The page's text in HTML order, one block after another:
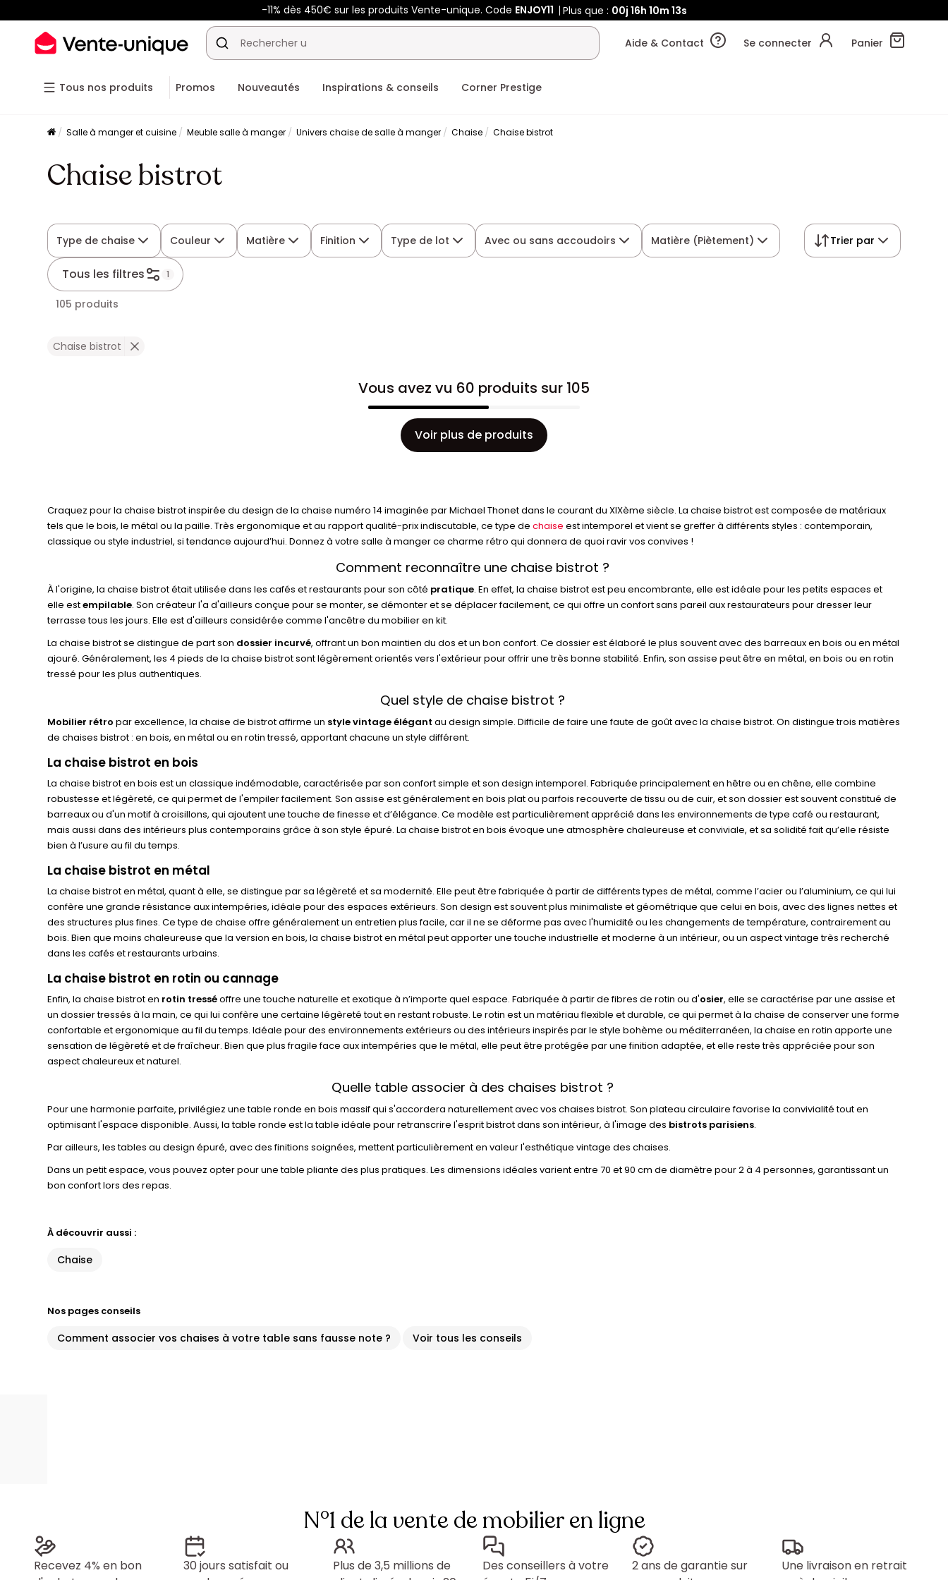
-11% dès 450€ sur les produits Vente-unique. CodeENJOY11 Plus que :00j 16h 10m 11s
Aide & Contact Se connecter Panier
Tous nos produits Promos Nouveautés Inspirations & conseils Corner Prestige
Salle à manger et cuisine Meuble salle à manger Univers chaise de salle à manger Chaise Chaise bistrot
Chaise bistrot
Type de chaise Couleur Matière Finition Type de lot Avec ou sans accoudoirs Matière (Piètement)
Tous les filtres 1
Trier par
105 produits
Chaise bistrot
Vous avez vu 60 produits sur 105
Voir plus de produits
Craquez pour la chaise bistrot inspirée du design de la chaise numéro 14 imaginée par Michael Thonet dans le courant du XIXème siècle. La chaise bistrot est composée de matériaux
tels que le bois, le métal ou la paille. Très ergonomique et au rapport qualité-prix indiscutable, ce type dechaise est intemporel et vient se greffer à différents styles : contemporain,
classique ou style industriel, si tendance aujourd’hui. Donnez à votre salle à manger ce charme rétro qui donnera de quoi ravir vos convives !
Comment reconnaître une chaise bistrot ?
À l'origine, la chaise bistrot était utilisée dans les cafés et restaurants pour son côté pratique. En effet, la chaise bistrot est peu encombrante, elle est idéale pour les petits espaces et
elle estempilable. Son créateur l'a d'ailleurs conçue pour se monter, se démonter et se déplacer facilement, ce qui offre un confort sans pareil aux restaurateurs pour dresser leur
terrasse tous les jours. Elle est d'ailleurs considérée comme l'ancêtre du mobilier en kit.
La chaise bistrot se distingue de part son dossier incurvé, offrant un bon maintien du dos et un bon confort. Ce dossier est élaboré le plus souvent avec des barreaux en bois ou en métal
ajouré. Généralement, les 4 pieds de la chaise bistrot sont légèrement orientés vers l'extérieur pour offrir une très bonne stabilité. Enfin, son assise peut être en métal, en bois ou en rotin
tressé pour les plus authentiques.
Quel style de chaise bistrot ?
Mobilier rétro par excellence, la chaise de bistrot affirme un style vintage élégant au design simple. Difficile de faire une faute de goût avec la chaise bistrot. On distingue trois matières
de chaises bistrot : en bois, en métal ou en rotin tressé, apportant chacune un style différent.
La chaise bistrot en bois
La chaise bistrot en bois est un classique indémodable, caractérisée par son confort simple et son design intemporel. Fabriquée principalement en hêtre ou en chêne, elle combine
robustesse et légèreté, ce qui permet de l'empiler facilement. Son assise est généralement en bois plat ou parfois recouverte de tissu ou de cuir, et son dossier est souvent constitué de
barreaux ou d'un motif à croisillons, qui ajoutent une touche de finesse et d’élégance. Ce modèle est particulièrement apprécié dans les environnements de type café ou restaurant,
mais aussi dans des intérieurs plus contemporains grâce à son style épuré. La chaise bistrot en bois évoque une atmosphère chaleureuse et conviviale, et sa solidité fait qu’elle résiste
bien à l’usure au fil du temps.
La chaise bistrot en métal
La chaise bistrot en métal, quant à elle, se distingue par sa légèreté et sa modernité. Elle peut être fabriquée à partir de différents types de métal, comme l’acier ou l’aluminium, ce qui lui
confère une grande résistance aux intempéries, idéale pour des espaces extérieurs. Son design est souvent plus minimaliste et géométrique que celui en bois, avec des lignes nettes et
des structures plus fines. Ce type de chaise offre généralement un entretien plus facile, car il ne se déforme pas avec l'humidité ou les changements de température, contrairement au
bois. Bien que moins chaleureuse que la version en bois, la chaise bistrot en métal peut apporter une touche industrielle et moderne à un intérieur, ou un aspect vintage très recherché
dans les cafés et restaurants urbains.
La chaise bistrot en rotin ou cannage
Enfin, la chaise bistrot en rotin tresséoffre une touche naturelle et exotique à n’importe quel espace. Fabriquée à partir de fibres de rotin ou d'osier, elle se caractérise par une assise et
un dossier tressés à la main, ce qui lui confère une certaine légèreté tout en restant robuste. Le rotin est un matériau flexible et durable, ce qui permet à la chaise de conserver une forme
confortable et ergonomique au fil du temps. Idéale pour des environnements extérieurs ou des intérieurs inspirés par le style bohème ou méditerranéen, la chaise en rotin apporte une
sensation de légèreté et de fraîcheur. Bien que plus fragile face aux intempéries que le métal, elle peut être protégée par une finition adaptée, et elle reste très appréciée pour son
aspect chaleureux et naturel.
Quelle table associer à des chaises bistrot ?
Pour une harmonie parfaite, privilégiez une table ronde en bois massif qui s'accordera naturellement avec vos chaises bistrot. Son plateau circulaire favorise la convivialité tout en
optimisant l'espace disponible. Aussi, la table ronde est la table idéale pour retranscrire l'esprit bistrot dans son intérieur, à l'image des bistrots parisiens.
Par ailleurs, les tables au design épuré, avec des finitions soignées, mettent particulièrement en valeur l'esthétique vintage des chaises.
Dans un petit espace, vous pouvez opter pour une table pliante des plus pratiques. Les dimensions idéales varient entre 70 et 90 cm de diamètre pour 2 à 4 personnes, garantissant un
bon confort lors des repas.
À découvrir aussi :
Chaise
Nos pages conseils
Comment associer vos chaises à votre table sans fausse note ? Voir tous les conseils
N°1 de la vente de mobilier en ligne
Recevez 4% en bon
30 jours satisfait ou
Plus de 3,5 millions de
Des conseillers à votre
2 ans de garantie sur
Une livraison en retrait